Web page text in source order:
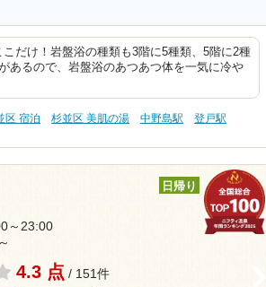
だけ！岩盤浴の種類も3階に5種類、5階に2種
あるので、岩盤浴のあつあつ体を一気に冷や
区 宿泊 杉並区 美肌の湯 中野島駅
登戸駅
日帰り
～23:00
4.3 点 / 151件